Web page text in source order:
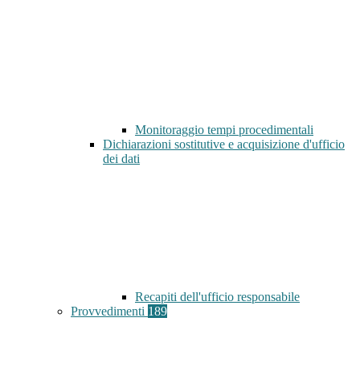
Monitoraggio tempi procedimentali
Dichiarazioni sostitutive e acquisizione d'ufficio
dei dati
Recapiti dell'ufficio responsabile
Provvedimenti 189